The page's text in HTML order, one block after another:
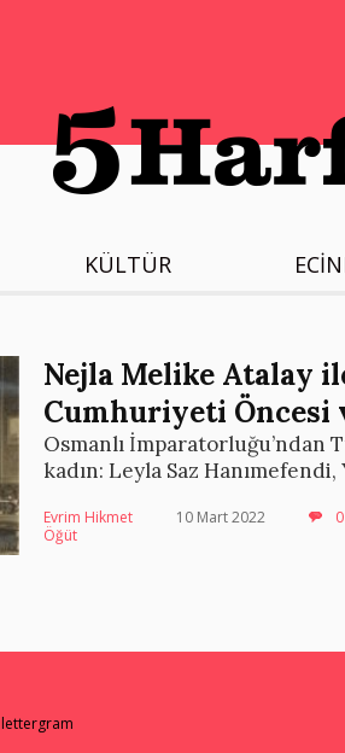
KÜLTÜR
Nejla Melike Atalay
Cumhuriyeti Öncesi
Osmanlı
kadın: Leyla Saz
Evrim Hikmet
Öğüt
10 Mart 2022 0
lettergram